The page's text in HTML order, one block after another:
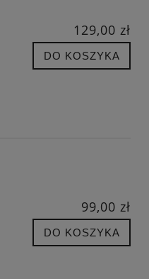
129,00 zł
DO KOSZYKA
99,00 zł
DO KOSZYKA